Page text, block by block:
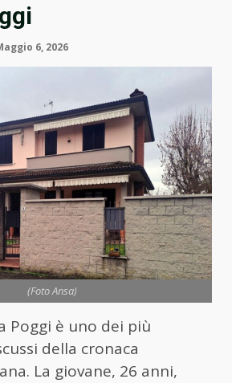
6, 2026
(Foto Ansa)
Poggi è uno dei più
della cronaca
La giovane, 26 anni,